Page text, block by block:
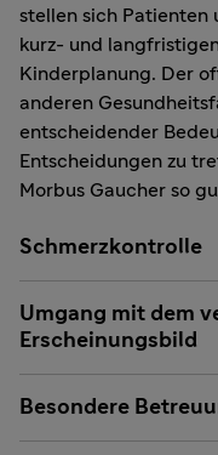
stellen sich Patienten
kurz- und
Kinderplanung. Der
anderen
entscheidender
Entscheidungen zu
Morbus Gaucher so
Schmerzkontrolle
Umgang mit dem
Erscheinungsbild
Besondere